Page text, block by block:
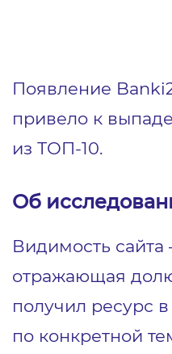
Появление
привело к
из ТОП-10.
Об
Видимость сайта
отражающая
получил ресурс
по конкретной